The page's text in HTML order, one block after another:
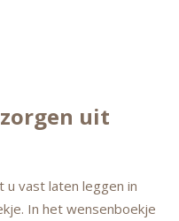
uit
u vast laten leggen in
In het wensenboekje